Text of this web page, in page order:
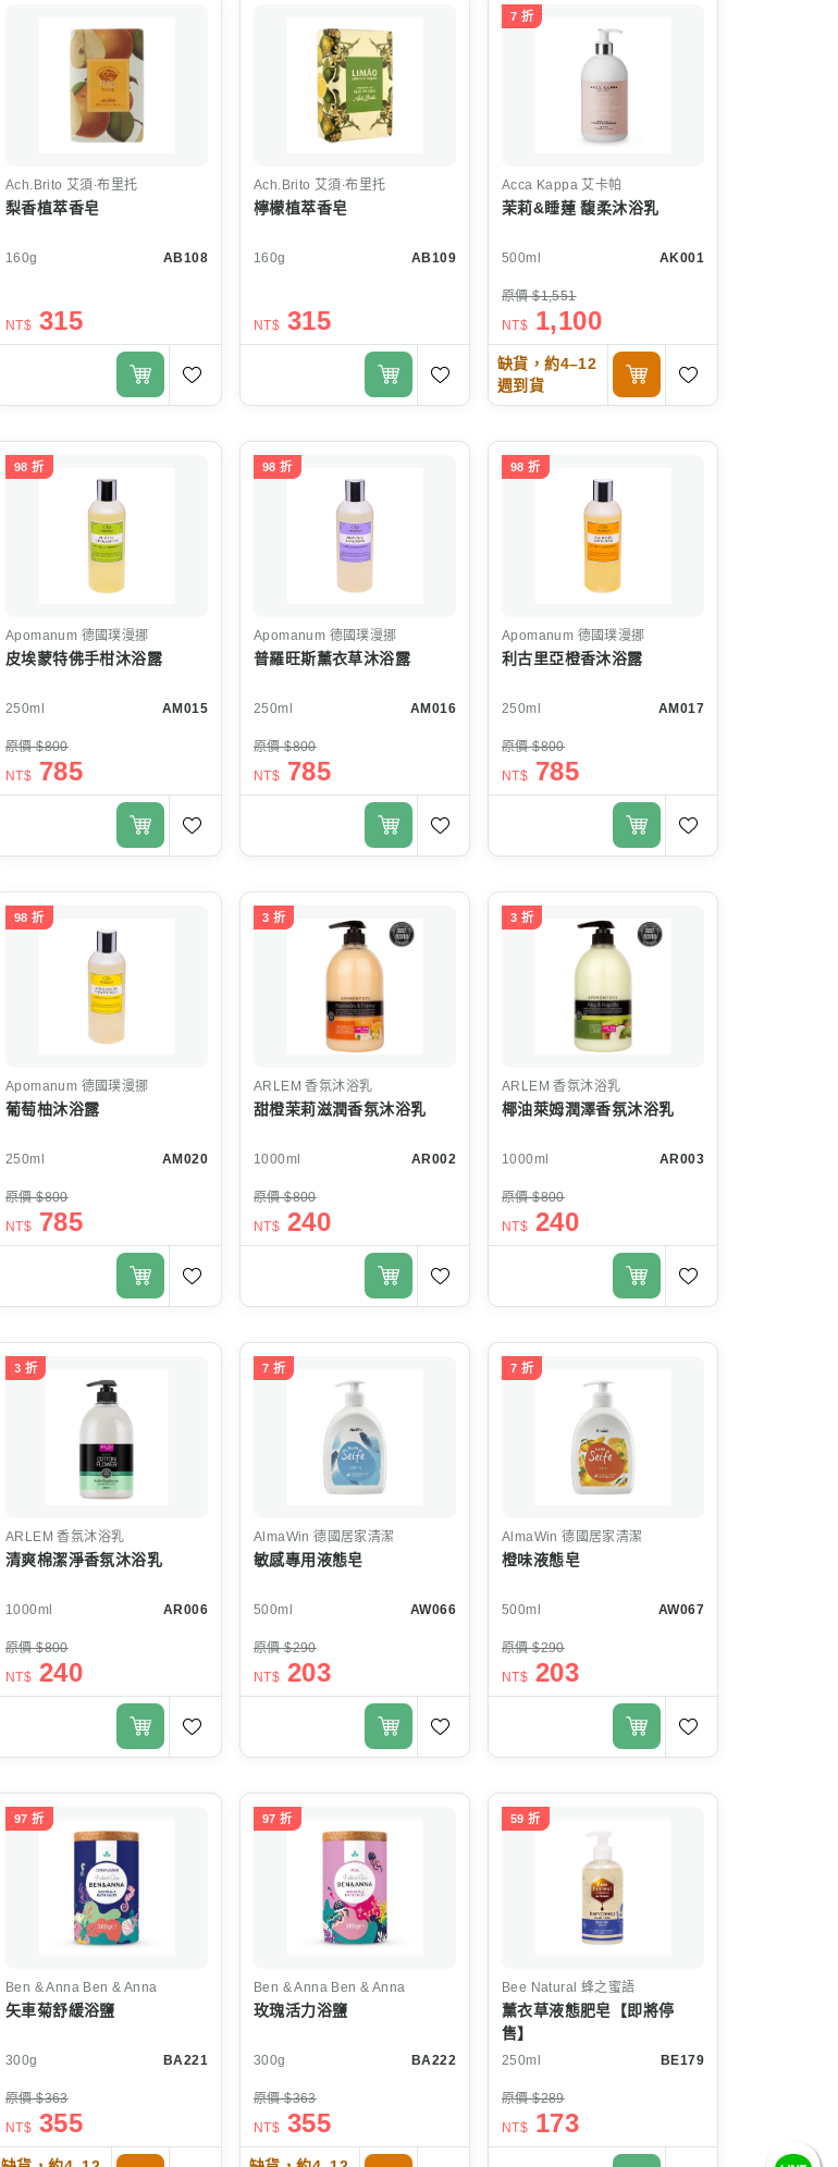
Ach.Brito 艾須‧布里托
梨香植萃香皂
160g AB108
NT$ 315
Ach.Brito 艾須‧布里托
檸檬植萃香皂
160g AB109
NT$ 315
7 折
Acca Kappa 艾卡帕
茉莉&睡蓮 馥柔沐浴乳
500ml AK001
原價 $1,551
NT$ 1,100
缺貨，約4–12
週到貨
98 折
Apomanum 德國璞漫挪
皮埃蒙特佛手柑沐浴露
250ml AM015
原價 $800
NT$ 785
98 折
Apomanum 德國璞漫挪
普羅旺斯薰衣草沐浴露
250ml AM016
原價 $800
NT$ 785
98 折
Apomanum 德國璞漫挪
利古里亞橙香沐浴露
250ml AM017
原價 $800
NT$ 785
98 折
Apomanum 德國璞漫挪
葡萄柚沐浴露
250ml AM020
原價 $800
NT$ 785
3 折
ARLEM 香氛沐浴乳
甜橙茉莉滋潤香氛沐浴乳
1000ml AR002
原價 $800
NT$ 240
3 折
ARLEM 香氛沐浴乳
椰油萊姆潤澤香氛沐浴乳
1000ml AR003
原價 $800
NT$ 240
3 折
ARLEM 香氛沐浴乳
清爽棉潔淨香氛沐浴乳
1000ml AR006
原價 $800
NT$ 240
7 折
AlmaWin 德國居家清潔
敏感專用液態皂
500ml AW066
原價 $290
NT$ 203
7 折
AlmaWin 德國居家清潔
橙味液態皂
500ml AW067
原價 $290
NT$ 203
97 折
Ben & Anna Ben & Anna
矢車菊舒緩浴鹽
300g BA221
原價 $363
NT$ 355
97 折
Ben & Anna Ben & Anna
玫瑰活力浴鹽
300g BA222
原價 $363
NT$ 355
59 折
Bee Natural 蜂之蜜語
薰衣草液態肥皂【即將停
售】
250ml BE179
原價 $289
NT$ 173